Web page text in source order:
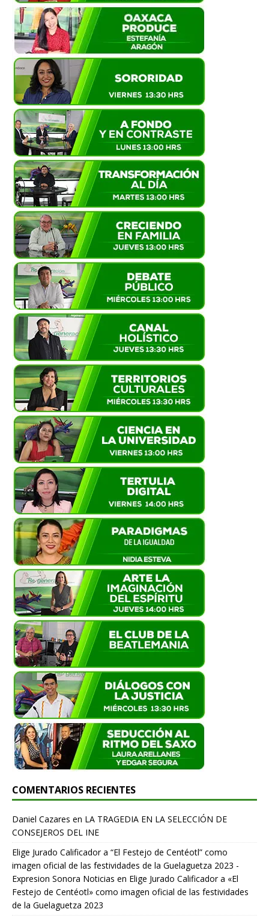
COMENTARIOS RECIENTES
Daniel Cazares en LA TRAGEDIA EN LA SELECCIÓN DE
CONSEJEROS DEL INE
Elige Jurado Calificador a “El Festejo de Centéotl” como
imagen oficial de las festividades de la Guelaguetza 2023 -
Expresion Sonora Noticias en Elige Jurado Calificador a «El
Festejo de Centéotl» como imagen oficial de las festividades
de la Guelaguetza 2023